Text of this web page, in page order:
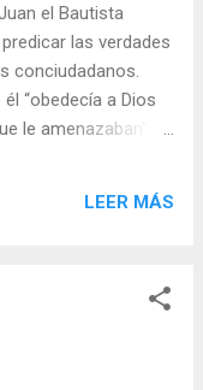
Julián Escobar. |
y
del día (+ Leer ) |
Leer ) |
el Bautista
las verdades
conciudadanos.
“obedecía a Dios
le amenazaban”.
el miedo al
sociedad
mi hijo amado”?
LEER MÁS